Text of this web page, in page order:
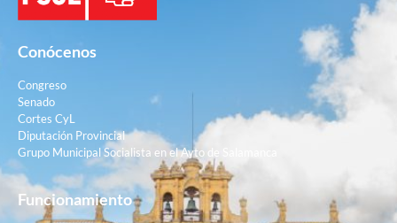
Conócenos
Congreso
Senado
Cortes CyL
Diputación Provincial
Grupo Municipal Socialista en el Ayto de Salamanca
Funcionamiento